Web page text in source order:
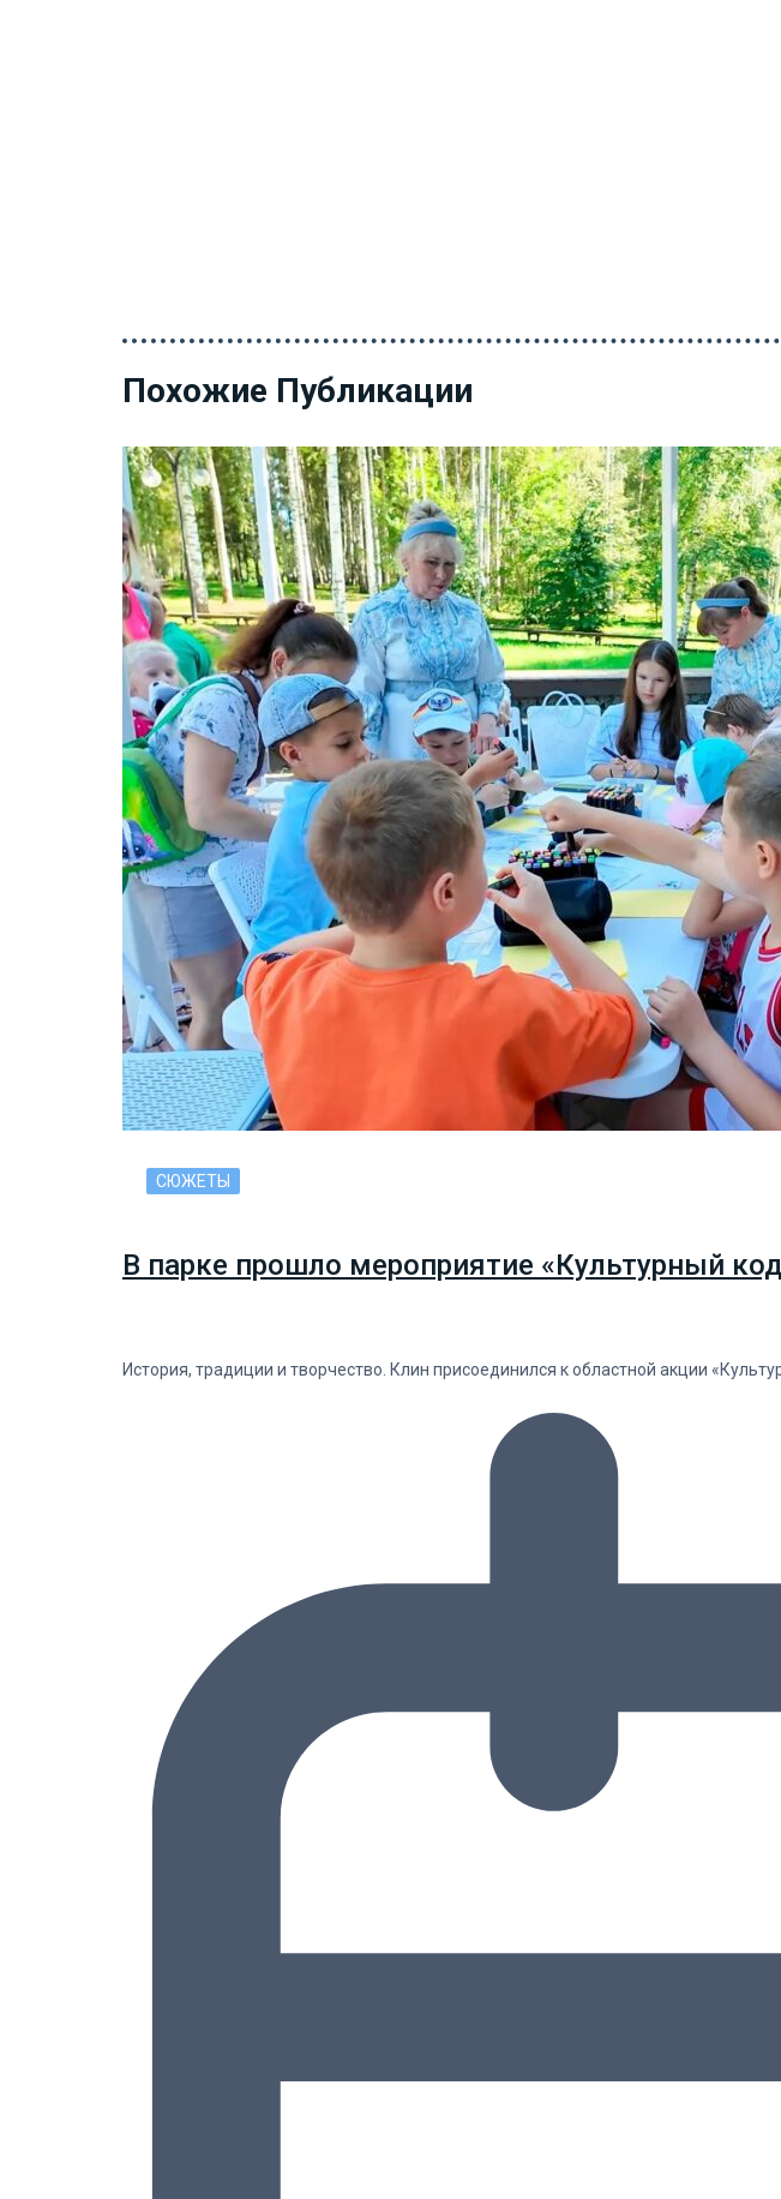
Похожие Публикации
СЮЖЕТЫ
В парке прошло мероприятие «Культурный
История, традиции и творчество. Клин присоединился к областной акции